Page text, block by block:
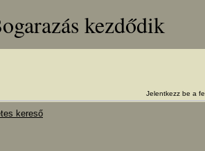
kezdődik
Jelentkezz be a
kereső